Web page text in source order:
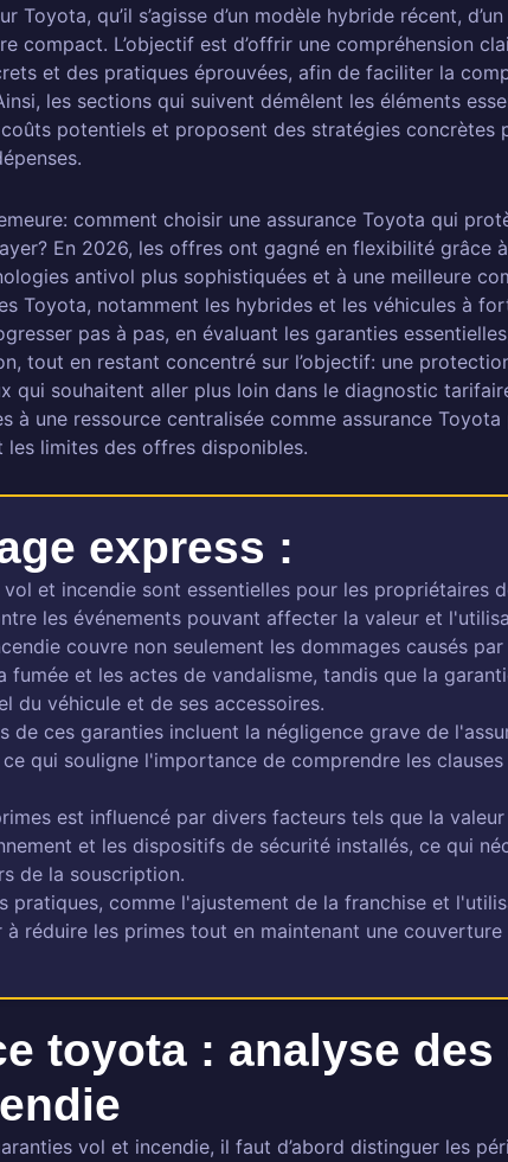
ce que l'indemnisation pour vol est effectuée?
réduire le coût de l'assurance vol et incendie?
exclusions sont courantes dans les contrats
commentaire Annuler la réponse
Toyota, qu’il s’agisse d’un modèle hybride récent,
compact. L’objectif est d’offrir une compréhension
et des pratiques éprouvées, afin de faciliter la
les sections qui suivent démêlent les éléments
potentiels et proposent des stratégies concrètes
comment choisir une assurance Toyota qui
En 2026, les offres ont gagné en flexibilité grâce
antivol plus sophistiquées et à une meilleure
Toyota, notamment les hybrides et les véhicules à
pas à pas, en évaluant les garanties
tout en restant concentré sur l’objectif: une
qui souhaitent aller plus loin dans le diagnostic
à une ressource centralisée comme assurance
les limites des offres disponibles.
express :
vol et incendie sont essentielles pour les propriétaires
les événements pouvant affecter la valeur et
couvre non seulement les dommages causés
fumée et les actes de vandalisme, tandis que la
du véhicule et de ses accessoires.
de ces garanties incluent la négligence grave de
qui souligne l'importance de comprendre les
est influencé par divers facteurs tels que la
et les dispositifs de sécurité installés, ce qui
de la souscription.
pratiques, comme l'ajustement de la franchise et
à réduire les primes tout en maintenant une couverture
toyota : analyse des
vol et incendie, il faut d’abord distinguer les